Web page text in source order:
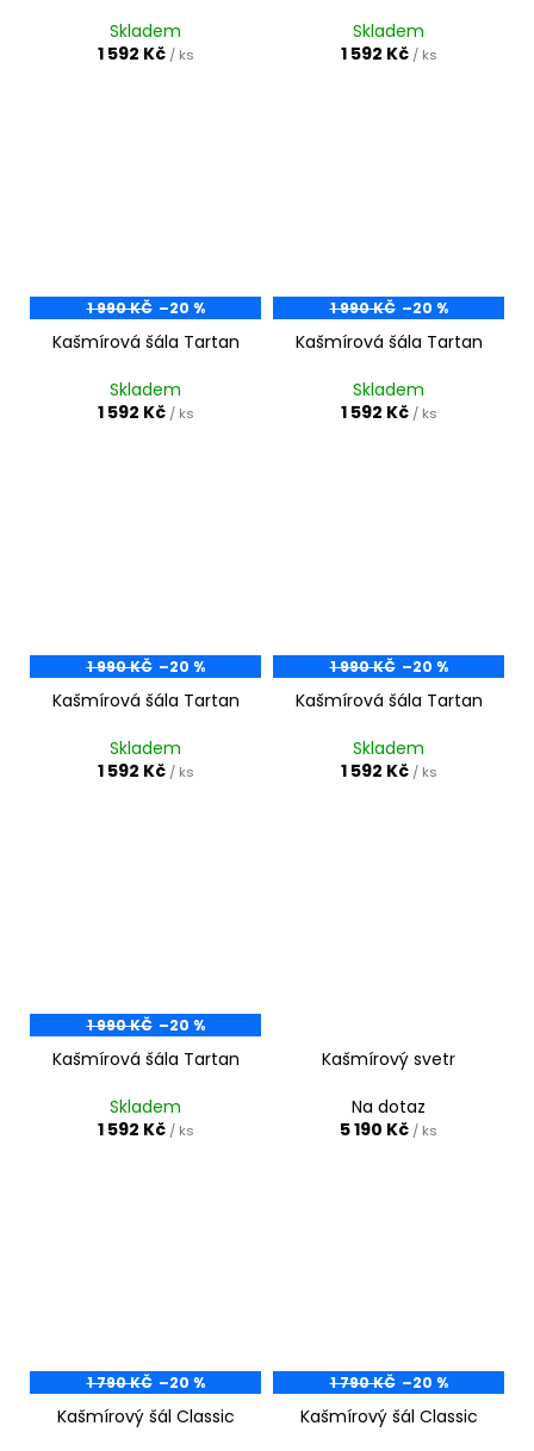
Skladem
1 592 Kč / ks
Skladem
1 592 Kč / ks
1 990 KČ –20 %
Kašmírová šála Tartan
Skladem
1 592 Kč / ks
1 990 KČ –20 %
Kašmírová šála Tartan
Skladem
1 592 Kč / ks
1 990 KČ –20 %
Kašmírová šála Tartan
Skladem
1 592 Kč / ks
1 990 KČ –20 %
Kašmírová šála Tartan
Skladem
1 592 Kč / ks
1 990 KČ –20 %
Kašmírová šála Tartan
Skladem
1 592 Kč / ks
Kašmírový svetr
Na dotaz
5 190 Kč / ks
1 790 KČ –20 %
Kašmírový šál Classic
1 790 KČ –20 %
Kašmírový šál Classic